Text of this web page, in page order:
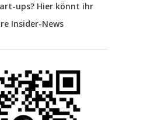
ups? Hier könnt ihr
Insider-News